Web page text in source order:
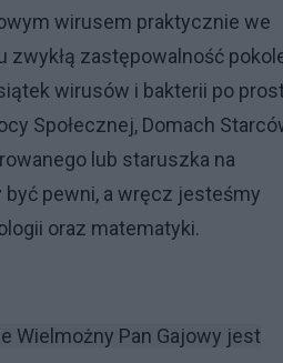
wirusem praktycznie we
zastępowalność
wirusów i bakterii po
Społecznej, Domach
lub staruszka na
pewni, a wręcz jesteśmy
oraz matematyki.
Wielmożny Pan Gajowy jest